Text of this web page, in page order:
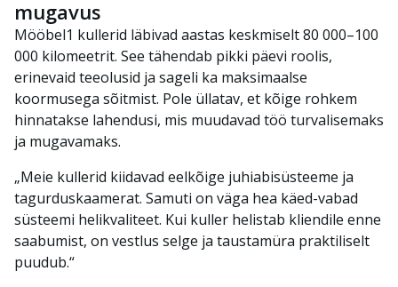
mugavus
Mööbel1 kullerid läbivad aastas keskmiselt 80 000–100
000 kilomeetrit. See tähendab pikki päevi roolis,
erinevaid teeolusid ja sageli ka maksimaalse
koormusega sõitmist. Pole üllatav, et kõige rohkem
hinnatakse lahendusi, mis muudavad töö turvalisemaks
ja mugavamaks.
„Meie kullerid kiidavad eelkõige juhiabisüsteeme ja
tagurduskaamerat. Samuti on väga hea käed-vabad
süsteemi helikvaliteet. Kui kuller helistab kliendile enne
saabumist, on vestlus selge ja taustamüra praktiliselt
puudub.“